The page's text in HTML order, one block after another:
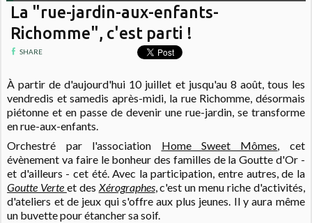
La "rue-jardin-aux-enfants-
Richomme", c'est parti !
SHARE
À partir de d'aujourd'hui 10 juillet et jusqu'au 8 août, tous les
vendredis et samedis après-midi, la rue Richomme, désormais
piétonne et en passe de devenir une rue-jardin, se transforme
en rue-aux-enfants.
Orchestré par l'association Home Sweet Mômes, cet
évènement va faire le bonheur des familles de la Goutte d'Or -
et d'ailleurs - cet été.Avec la participation, entre autres, de la
Goutte Verte et des Xérographes, c'est un menu riche d'activités,
d'ateliers et de jeux qui s'offre aux plus jeunes. Il y aura même
un buvette pour étancher sa soif.